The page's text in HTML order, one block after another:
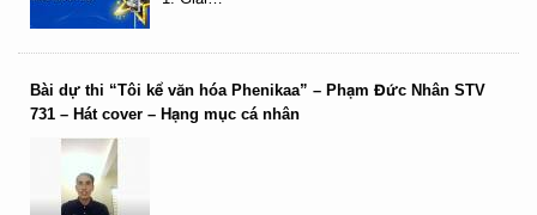
Bài dự thi “Tôi kể văn hóa Phenikaa” – Phạm Đức Nhân STV
731 – Hát cover – Hạng mục cá nhân